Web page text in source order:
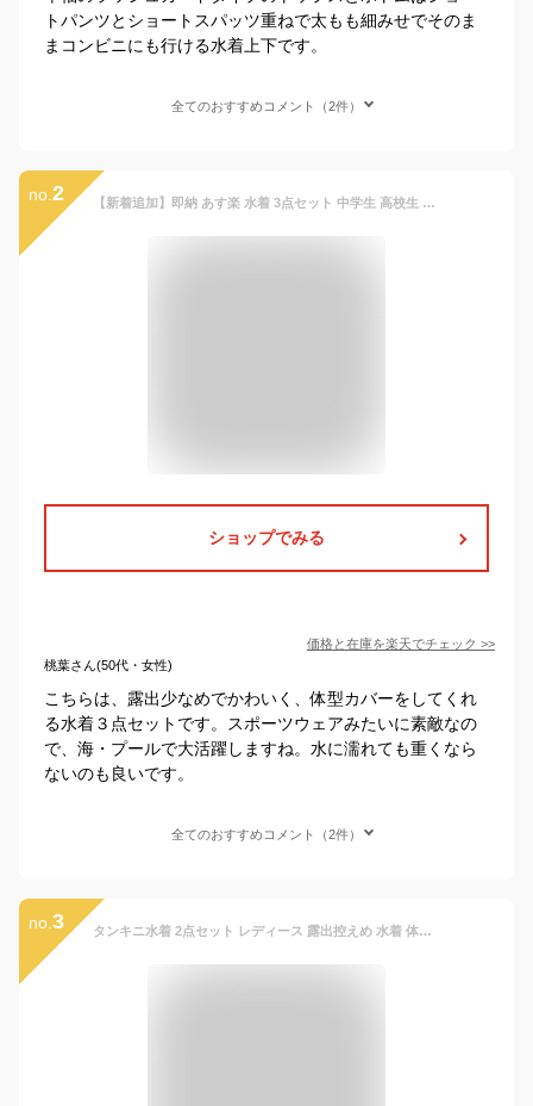
トパンツとショートスパッツ重ねで太もも細みせでそのま
まコンビニにも行ける水着上下です。
全てのおすすめコメント（2件）
no. 2 【新着追加】即納 あす楽 水着 3点セット 中学生 高校生 洋服見え レディース 体型カバー 韓国 露出控え 大学生 女の子 大きいサイズ セパレート UVカット セットアップ 韓国風 修学旅行 ラッシュガード ガールズ スポーツ 温泉 ピーチ プール ビーチバレー タンキニ
ショップでみる
価格と在庫を楽天でチェック >>
桃葉さん(50代・女性)
こちらは、露出少なめでかわいく、体型カバーをしてくれ
る水着３点セットです。スポーツウェアみたいに素敵なの
で、海・プールで大活躍しますね。水に濡れても重くなら
ないのも良いです。
全てのおすすめコメント（2件）
no. 3 タンキニ水着 2点セット レディース 露出控えめ 水着 体型カバー スカートパンツ 韓国風 半袖 学生 大人 ジュニア 女子 スポーツ 可愛い セパレート みずぎ お腹 お尻 UVカット パット付き 10代 20代 30代 海辺 旅行 リゾートビーチ 温泉 プール